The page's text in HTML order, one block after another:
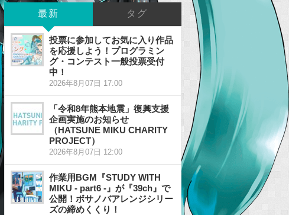
最新 タグ
投票に参加してお気に入り作品
を応援しよう！プログラミン
グ・コンテスト一般投票受付
中！
2026年8月07日 17:00
「令和8年熊本地震」復興支援
企画実施のお知らせ
（HATSUNE MIKU CHARITY
PROJECT）
2026年8月07日 12:00
作業用BGM『STUDY WITH
MIKU - part6 -』が『39ch』で
公開！ボサノバアレンジシリー
ズの締めくくり！